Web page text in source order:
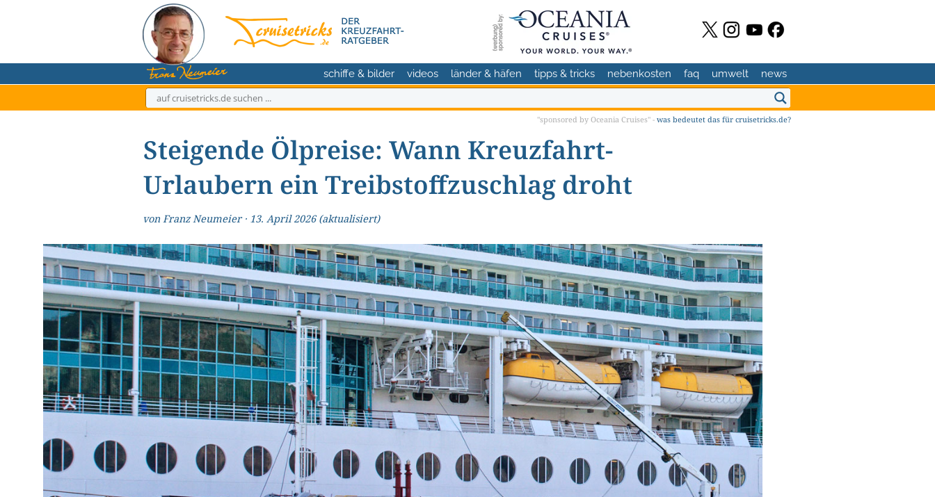
schiffe & bilder videos länder & häfen tipps & tricks nebenkosten faq umwelt news
"sponsored by Oceania Cruises" - was bedeutet das für cruisetricks.de?
Steigende Ölpreise: Wann Kreuzfahrt-
Urlaubern ein Treibstoffzuschlag droht
von Franz Neumeier· 13. April 2026(aktualisiert)